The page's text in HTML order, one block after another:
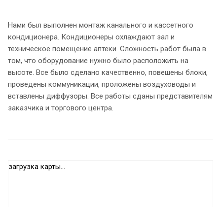
Нами был выполнен монтаж канального и кассетного
кондиционера. Кондиционеры охлаждают зал и
техническое помещение аптеки. Сложность работ была в
том, что оборудование нужно было расположить на
высоте. Все было сделано качественно, повешены блоки,
проведены коммуникации, проложены воздуховоды и
вставлены диффузоры. Все работы сданы представителям
заказчика и торгового центра.
загрузка карты...